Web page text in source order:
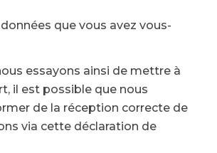
que vous avez vous-
essayons ainsi de mettre à
il est possible que nous
de la réception correcte de
via cette déclaration de